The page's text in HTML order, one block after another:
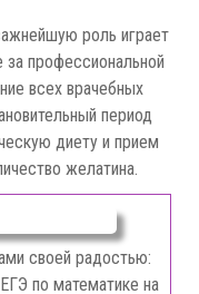
роль играет
профессиональной
всех врачебных
период
диету и прием
желатина.
своей радостью:
по математике на